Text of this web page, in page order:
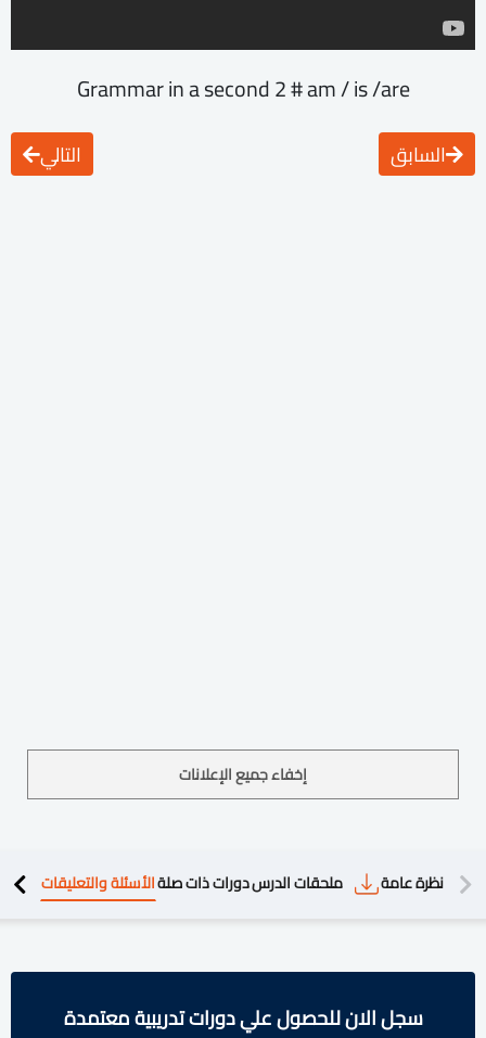
Grammar in a second 2 # am / is /are
السابق التالي
إخفاء جميع الإعلانات
نظرة عامة ملحقات الدرسدورات ذات صلةالأسئلة والتعليقات
سجل الان للحصول علي دورات تدريبية معتمدة